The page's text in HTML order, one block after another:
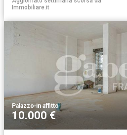
Immobiliare.it
Palazzo·in affitto
10.000 €